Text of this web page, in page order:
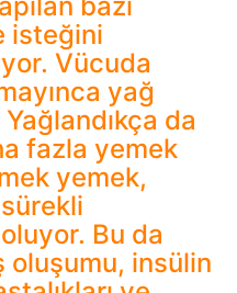
isteğini
Vücuda
yağ
da
fazla yemek
yemek,
Bu da
oluşumu, insülin